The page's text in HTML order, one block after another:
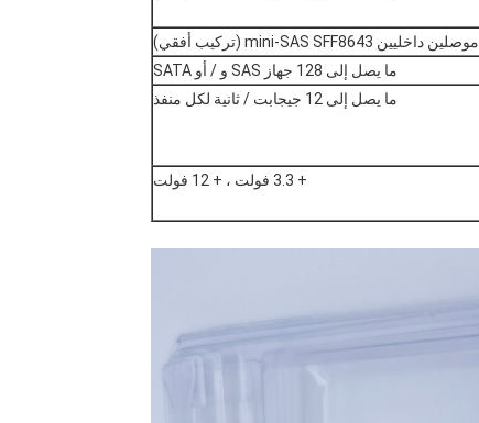
موصلين داخليين mini-SAS SFF8643 (تركيب أفقي)
ما يصل إلى 128 جهاز SAS و / أو SATA
ما يصل إلى 12 جيجابت / ثانية لكل منفذ
+ 3.3 فولت ، + 12 فولت